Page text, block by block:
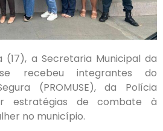
a Secretaria Municipal da
recebeu integrantes do
(PROMUSE), da Polícia
estratégias de combate à
no município.